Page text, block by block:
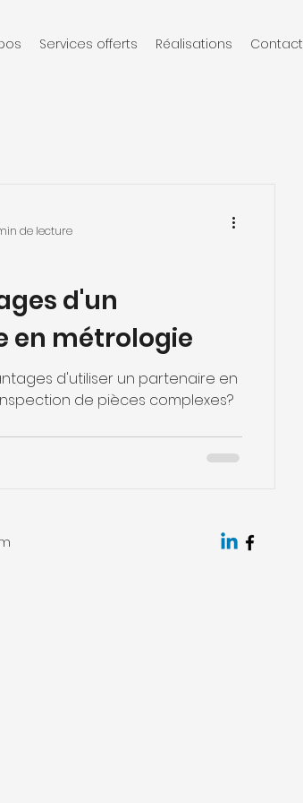
Services offerts Réalisations Contact
d'un
en métrologie
d'utiliser un partenaire en
de pièces complexes?
de lecture